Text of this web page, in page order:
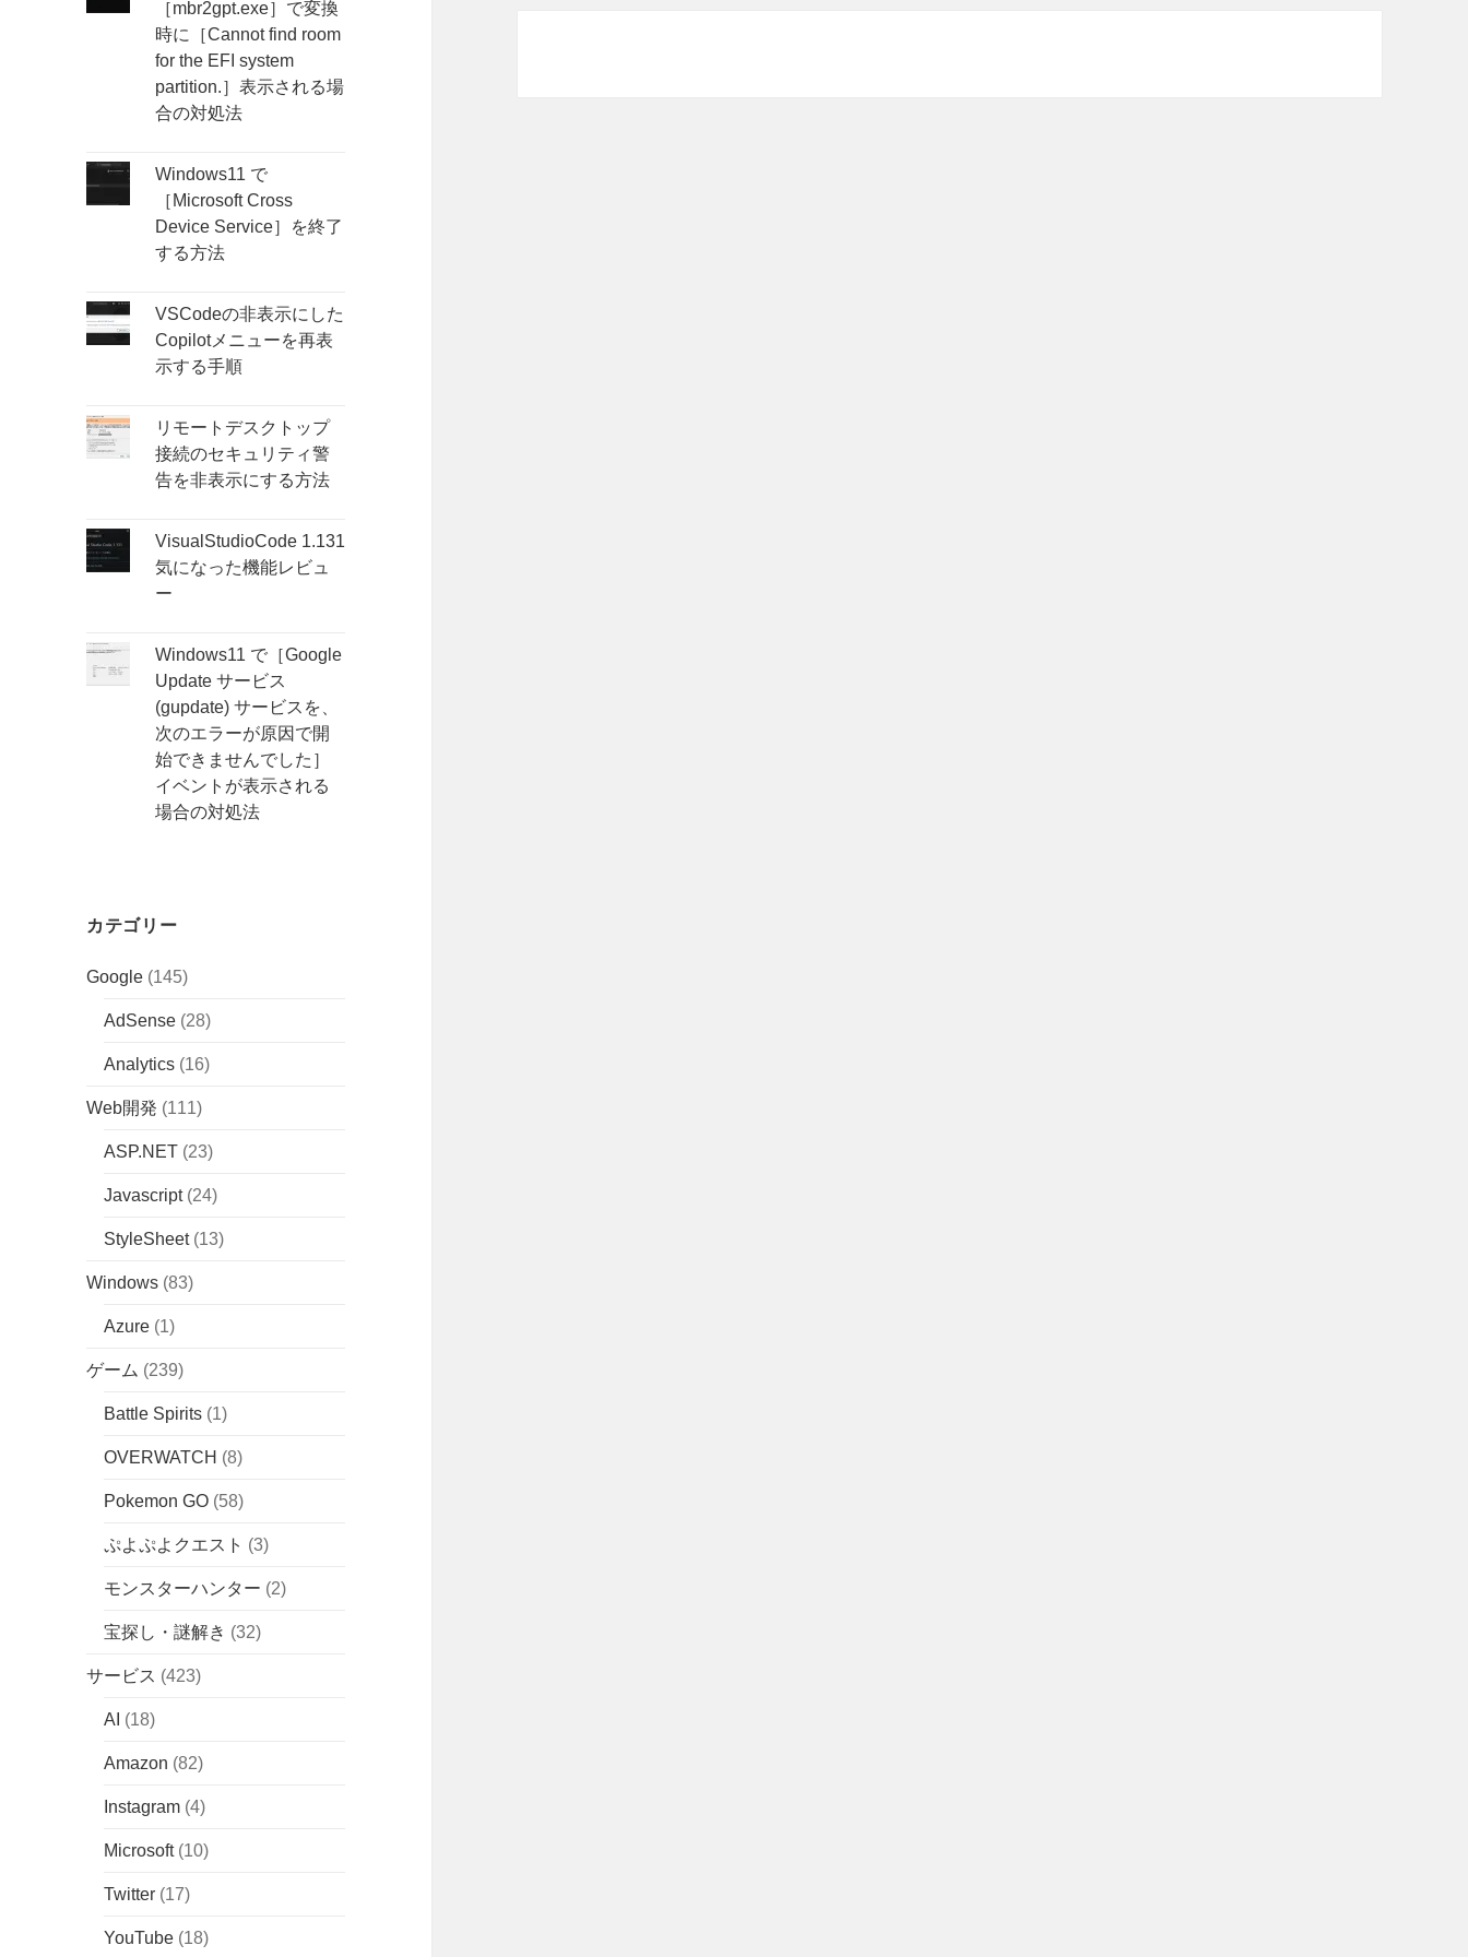
［mbr2gpt.exe］で変換
時に［Cannot find room
for the EFI system
partition.］表示される場
合の対処法
Windows11 で
［Microsoft Cross
Device Service］を終了
する方法
VSCodeの非表示にした
Copilotメニューを再表
示する手順
リモートデスクトップ
接続のセキュリティ警
告を非表示にする方法
VisualStudioCode 1.131
気になった機能レビュ
ー
Windows11 で［Google
Update サービス
(gupdate) サービスを、
次のエラーが原因で開
始できませんでした］
イベントが表示される
場合の対処法
カテゴリー
Google (145)
AdSense (28)
Analytics (16)
Web開発 (111)
ASP.NET (23)
Javascript(24)
StyleSheet(13)
Windows (83)
Azure (1)
ゲーム (239)
Battle Spirits (1)
OVERWATCH (8)
Pokemon GO (58)
ぷよぷよクエスト (3)
モンスターハンター (2)
宝探し・謎解き (32)
サービス (423)
AI (18)
Amazon (82)
Instagram (4)
Microsoft(10)
Twitter (17)
YouTube (18)